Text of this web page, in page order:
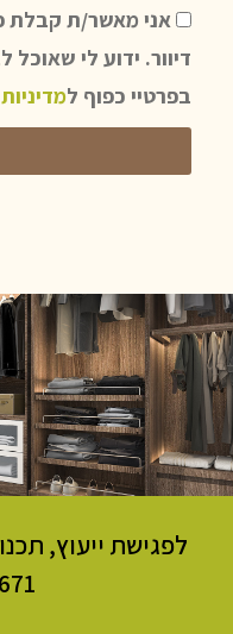
אני מאשר/ת קבלת
דיוור. ידוע לי
בפרטיי כפוף ל
לפגישת ייעוץ,